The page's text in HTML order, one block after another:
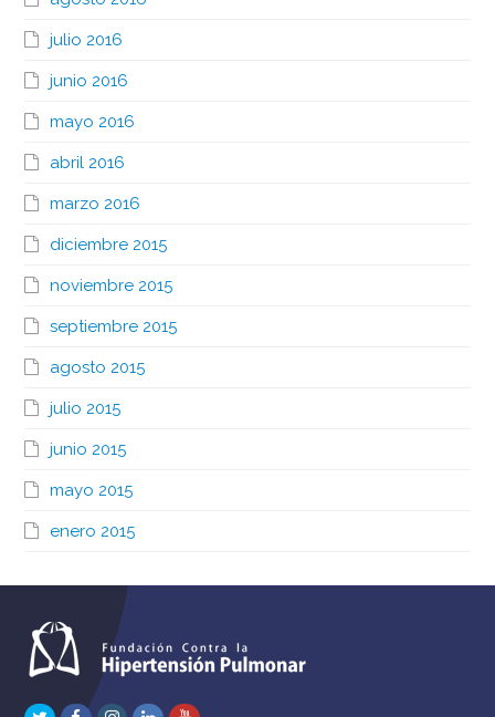
julio 2016
junio 2016
mayo 2016
abril 2016
marzo 2016
diciembre 2015
noviembre 2015
septiembre 2015
agosto 2015
julio 2015
junio 2015
mayo 2015
enero 2015